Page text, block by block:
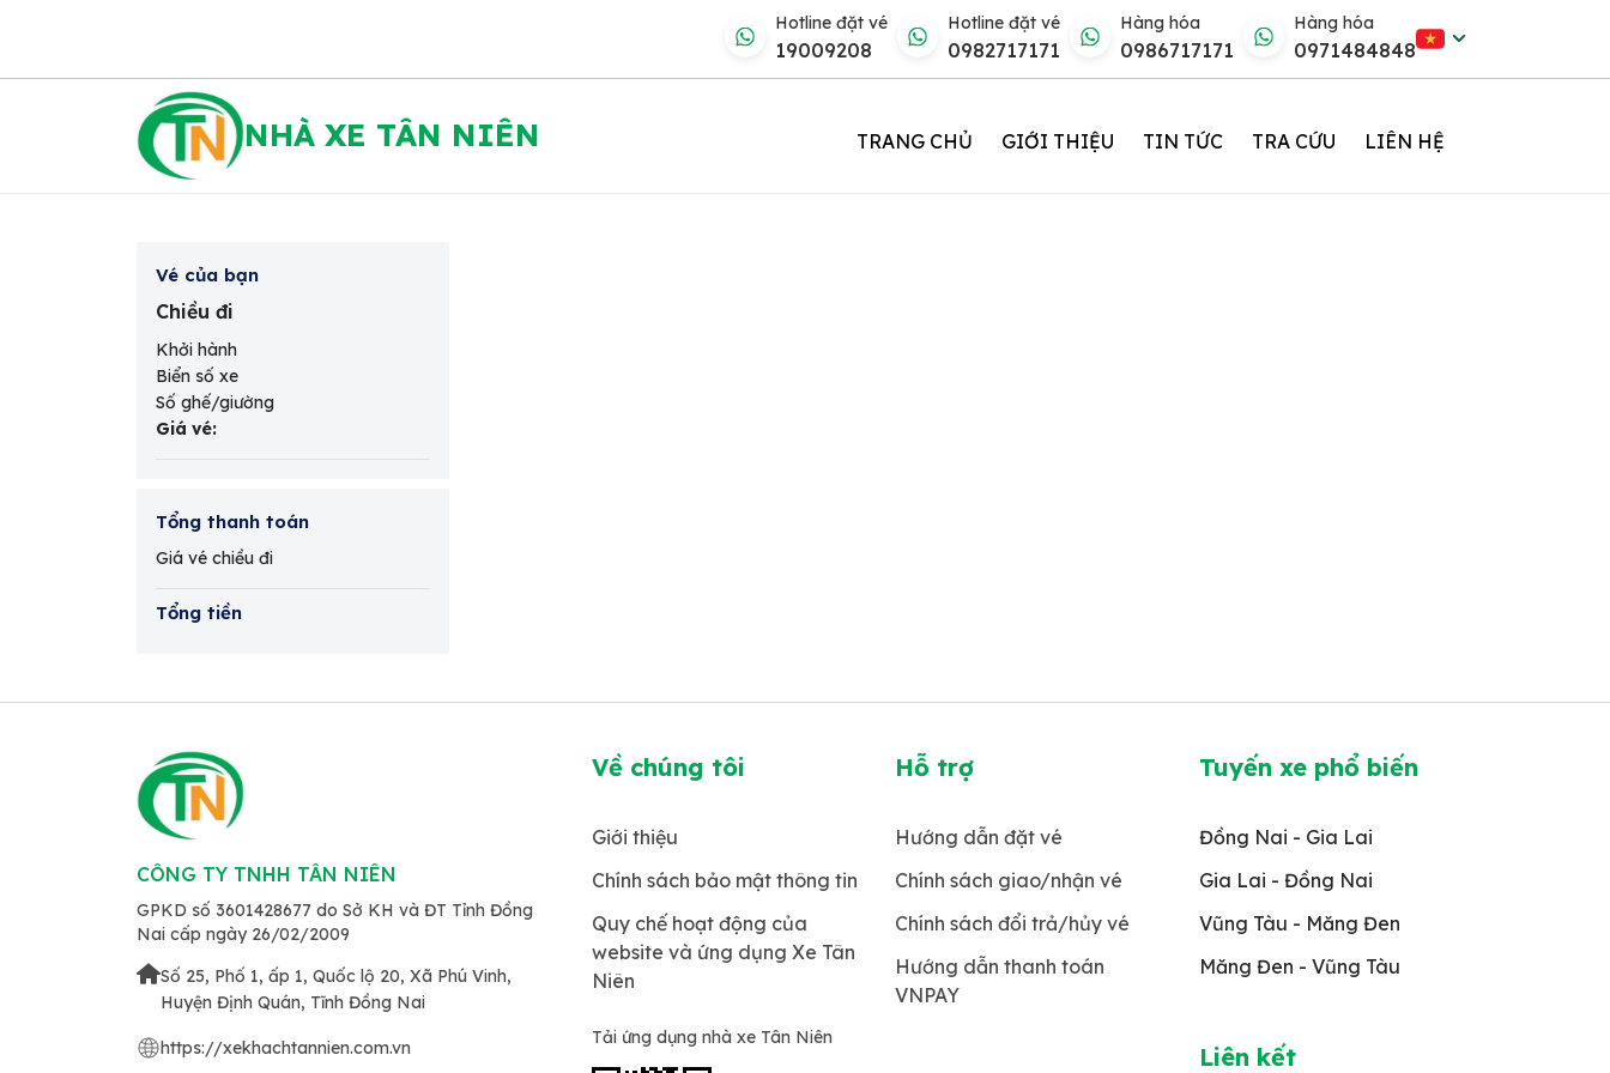
Hotline đặt vé
19009208
Hotline đặt vé
0982717171
Hàng hóa
0986717171
Hàng hóa
0971484848
NHÀ XE TÂN NIÊN TRANG CHỦ GIỚI THIỆU TIN TỨC TRA CỨU LIÊN HỆ
Vé của bạn
Chiều đi
Khởi hành
Biển số xe
Số ghế/giường
Giá vé:
Tổng thanh toán
Giá vé chiều đi
Tổng tiền
CÔNG TY TNHH TÂN NIÊN
GPKD số 3601428677 do Sở KH và ĐT Tỉnh Đồng
Nai cấp ngày 26/02/2009
Số 25, Phố 1, ấp 1, Quốc lộ 20, Xã Phú Vinh,
Huyện Định Quán, Tĩnh Đồng Nai
https://xekhachtannien.com.vn
Về chúng tôi
Giới thiệu
Chính sách bảo mật thông tin
Quy chế hoạt động của
website và ứng dụng Xe Tân
Niên
Tải ứng dụng nhà xe Tân Niên
Hỗ trợ
Hướng dẫn đặt vé
Chính sách giao/nhận vé
Chính sách đổi trả/hủy vé
Hướng dẫn thanh toán
VNPAY
Tuyến xe phổ biến
Đồng Nai - Gia Lai
Gia Lai - Đồng Nai
Vũng Tàu - Măng Đen
Măng Đen - Vũng Tàu
Liên kết